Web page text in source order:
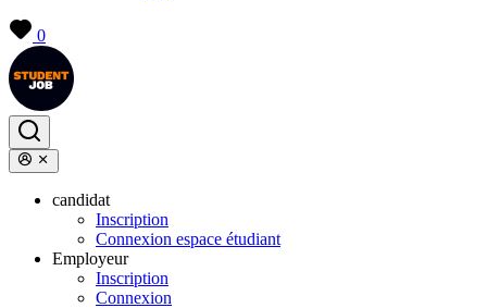
0
candidat
Inscription
Connexion espace étudiant
Employeur
Inscription
Connexion